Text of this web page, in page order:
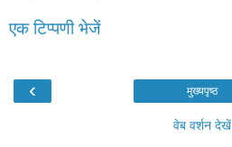
एक टिप्पणी भेजें
‹ मुख्यपृष्ठ
वेब वर्शन देखें